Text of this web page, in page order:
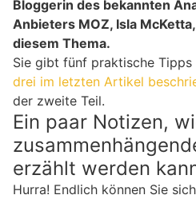
Bloggerin des bekannten
Anbieters MOZ, Isla
diesem Thema.
Sie gibt fünf praktische Tipps
drei im letzten Artikel
der zweite Teil.
Ein paar Notizen,
erzählt werden
Hurra! Endlich können Sie